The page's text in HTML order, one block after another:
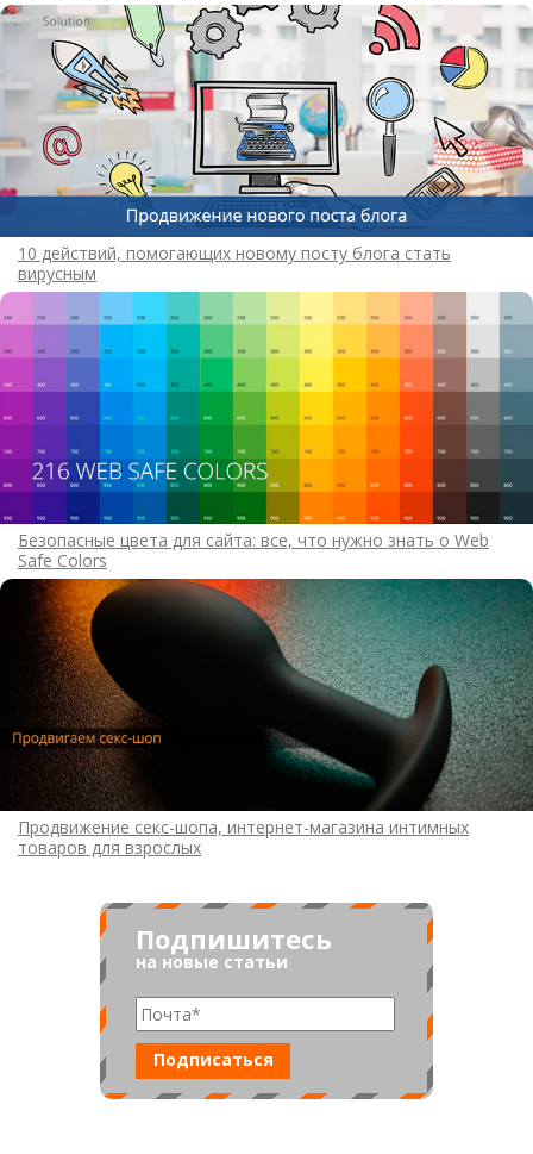
10 действий, помогающих новому посту блога стать
вирусным
Безопасные цвета для сайта: все, что нужно знать о Web
Safe Colors
Продвижение секс-шопа, интернет-магазина интимных
товаров для взрослых
Подпишитесь
на новые статьи